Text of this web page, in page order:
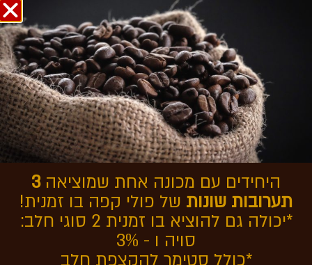
מכונת קפה ללא קפסולות
היחידים עם מכונה אחת שמוציאה3
תערובות שונות של פולי קפה בו זמנית!
*יכולה גם להוציא בו זמנית 2 סוגי חלב:
סויה ו - 3%